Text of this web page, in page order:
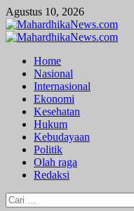
Skip
to
content
Agustus 10, 2026
Primary
Home
Nasional
Internasional
Ekonomi
Kesehatan
Hukum
Kebudayaan
Politik
Olah raga
Redaksi
Cari